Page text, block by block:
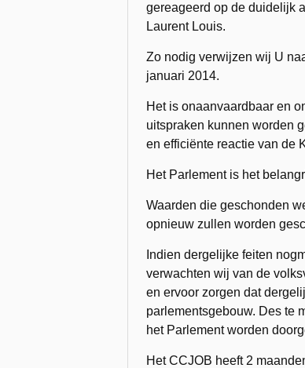
gereageerd op de duidelijk
Laurent Louis.
Zo nodig verwijzen wij U
januari 2014.
Het is onaanvaardbaar en
uitspraken kunnen worden
en efficiënte reactie van de
Het Parlement is het
Waarden die geschonden
opnieuw zullen worden
Indien dergelijke feiten
verwachten wij van de
en ervoor zorgen dat
parlementsgebouw. Des te
het Parlement worden
Het CCJOB heeft 2